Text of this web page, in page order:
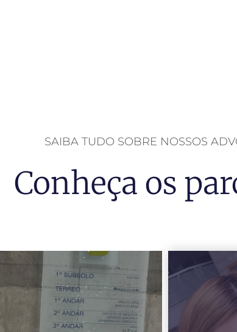
SAIBA TUDO SOBRE NOSSOS
Conheça os